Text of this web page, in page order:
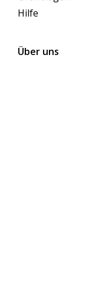
Hilfe
Über uns